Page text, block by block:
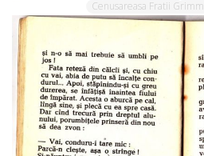
Cenusareasa Fratii